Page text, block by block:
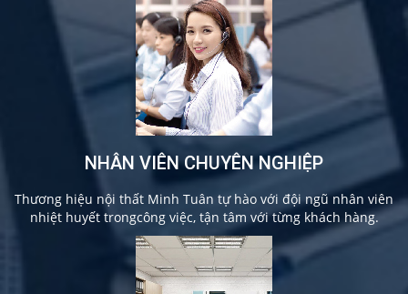
NHÂN VIÊN CHUYÊN NGHIỆP
Thương hiệu nội thất Minh Tuân tự hào với đội ngũ nhân viên
nhiệt huyết trongcông việc, tận tâm với từng khách hàng.